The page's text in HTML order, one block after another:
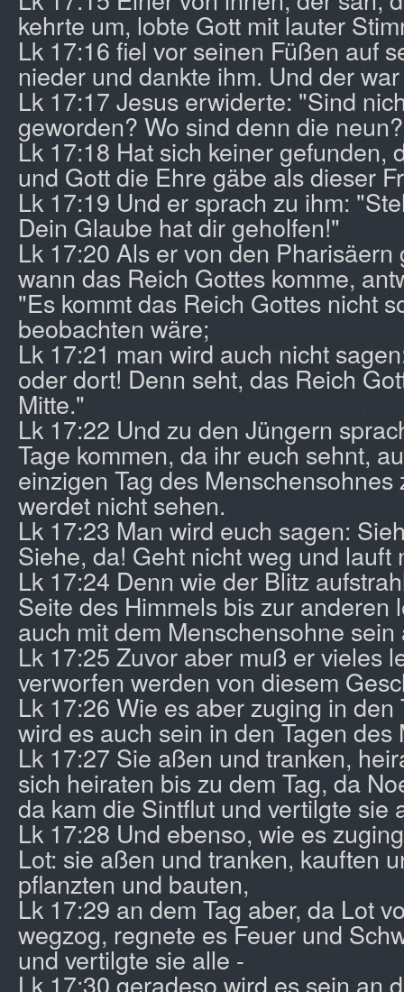
kehrte um, lobte Gott mit lauter
Lk 17:16 fiel vor seinen Füßen auf
nieder und dankte ihm. Und der
Lk 17:17 Jesus erwiderte: "Sind
geworden? Wo sind denn die neun?
Lk 17:18 Hat sich keiner gefunden,
und Gott die Ehre gäbe als dieser
Lk 17:19 Und er sprach zu ihm:
Dein Glaube hat dir geholfen!"
Lk 17:20 Als er von den Pharisäern
wann das Reich Gottes komme,
"Es kommt das Reich Gottes nicht
beobachten wäre;
Lk 17:21 man wird auch nicht
oder dort! Denn seht, das Reich
Mitte."
Lk 17:22 Und zu den Jüngern
Tage kommen, da ihr euch sehnt,
einzigen Tag des
werdet nicht sehen.
Lk 17:23 Man wird euch sagen:
Siehe, da! Geht nicht weg und lauft
Lk 17:24 Denn wie der Blitz
Seite des Himmels bis zur anderen
auch mit dem Menschensohne
Lk 17:25 Zuvor aber muß er vieles
verworfen werden von diesem
Lk 17:26 Wie es aber zuging in den
wird es auch sein in den Tagen
Lk 17:27 Sie aßen und tranken,
sich heiraten bis zu dem Tag, da
da kam die Sintflut und vertilgte sie
Lk 17:28 Und ebenso, wie es
Lot: sie aßen und tranken, kauften
pflanzten und bauten,
Lk 17:29 an dem Tag aber, da Lot
wegzog, regnete es Feuer und
und vertilgte sie alle -
Lk 17:30 geradeso wird es sein an